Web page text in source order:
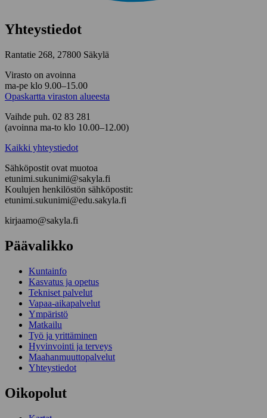
Yhteystiedot
Rantatie 268, 27800 Säkylä
Virasto on avoinna
ma-pe klo 9.00–15.00
Opaskartta viraston alueesta
Vaihde puh. 02 83 281
(avoinna ma-to klo 10.00–12.00)
Kaikki yhteystiedot
Sähköpostit ovat muotoa
etunimi.sukunimi@sakyla.fi
Koulujen henkilöstön sähköpostit:
etunimi.sukunimi@edu.sakyla.fi
kirjaamo@sakyla.fi
Päävalikko
Kunta­info
Kasvatus ja opetus
Tekniset palvelut
Vapaa-aika­palvelut
Ympä­ristö
Mat­kailu
Työ ja yrittä­minen
Hyvinvointi ja terveys
Maahanmuuttopalvelut
Yhteystiedot
Oikopolut